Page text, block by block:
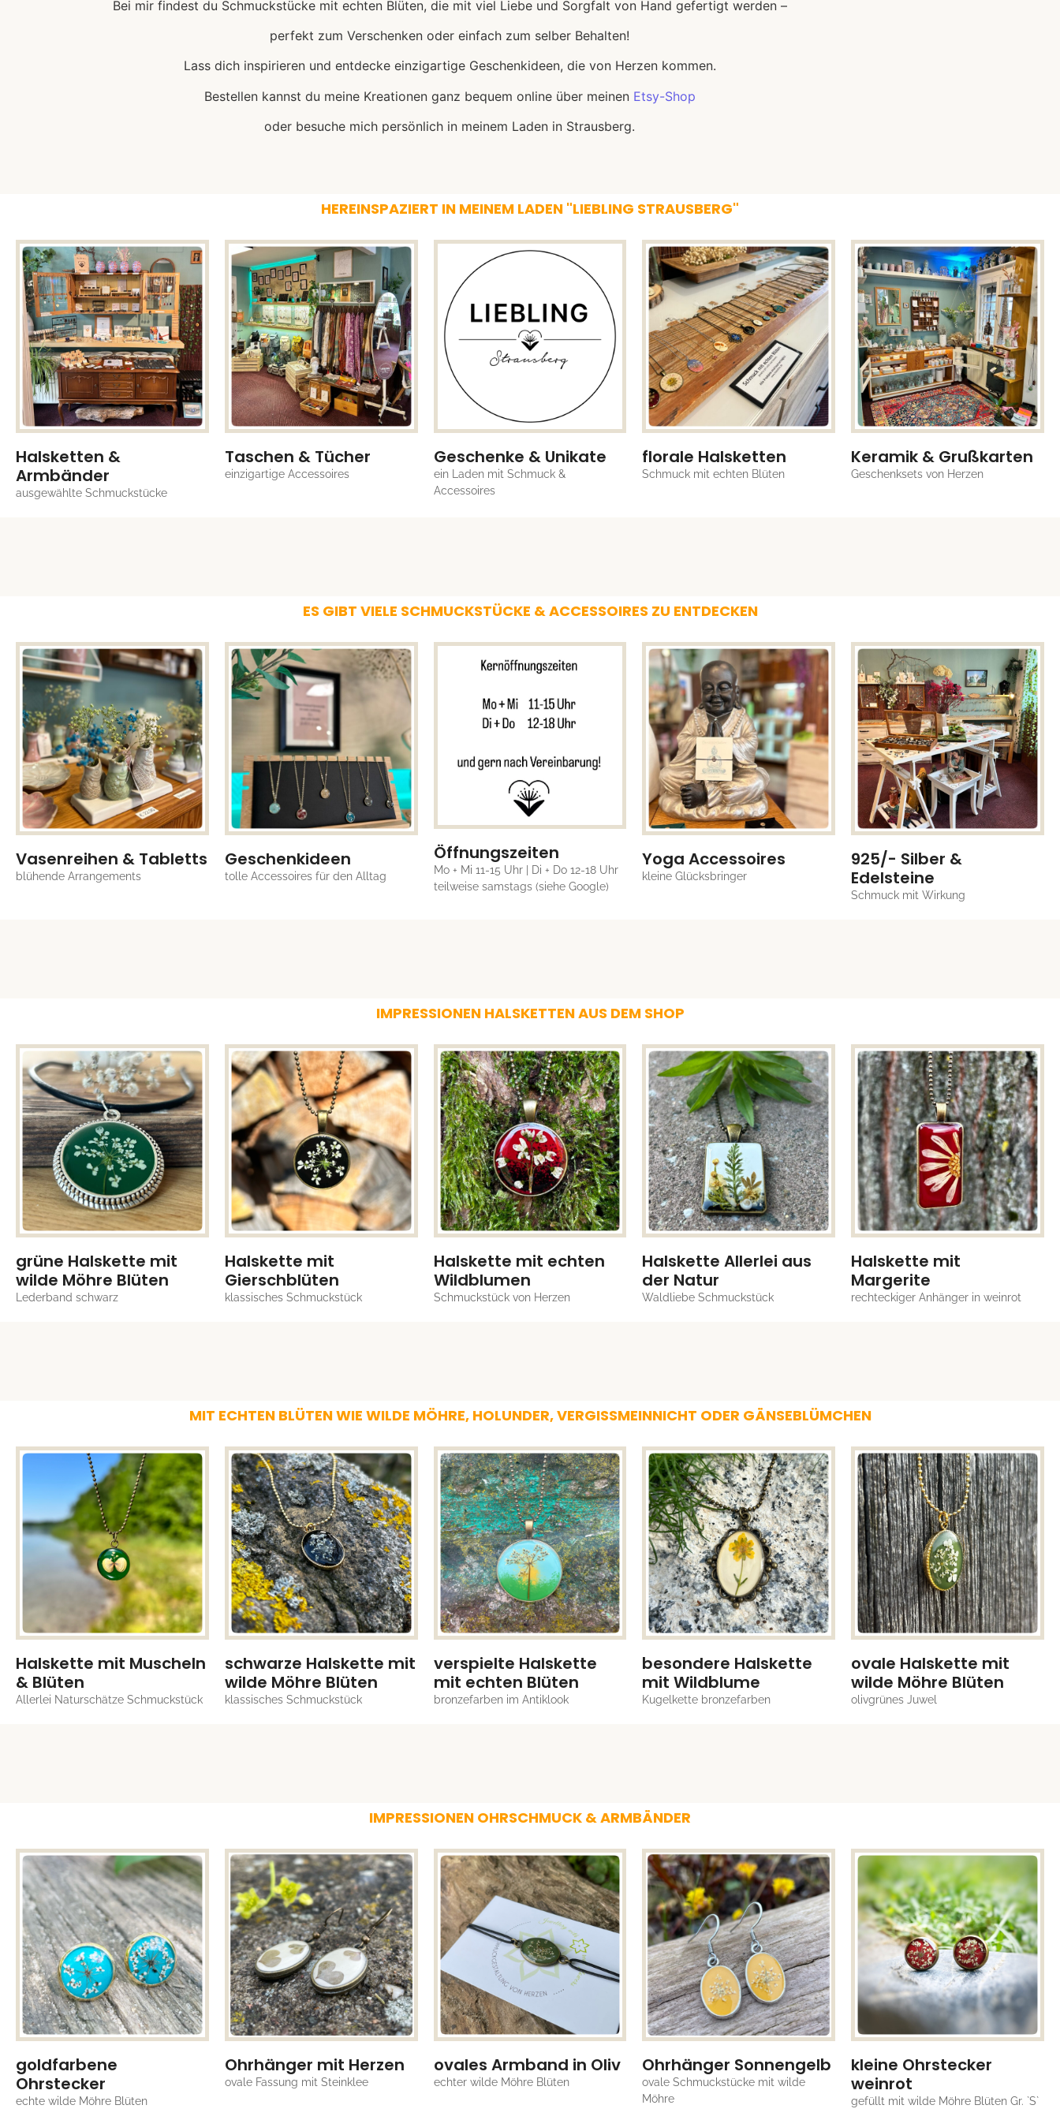
Bei mir findest du Schmuckstücke mit echten Blüten, die mit viel Liebe und Sorgfalt von Hand gefertigt werden –
perfekt zum Verschenken oder einfach zum selber Behalten!
Lass dich inspirieren und entdecke einzigartige Geschenkideen, die von Herzen kommen.
Bestellen kannst du meine Kreationen ganz bequem online über meinen Etsy-Shop
oder besuche mich persönlich in meinem Laden in Strausberg.
HEREINSPAZIERT IN MEINEM LADEN "LIEBLING STRAUSBERG"
Halsketten &
Armbänder
ausgewählte Schmuckstücke
Taschen & Tücher
einzigartige Accessoires
Geschenke & Unikate
ein Laden mit Schmuck &
Accessoires
florale Halsketten
Schmuck mit echten Blüten
Keramik & Grußkarten
Geschenksets von Herzen
ES GIBT VIELE SCHMUCKSTÜCKE & ACCESSOIRES ZU ENTDECKEN
Vasenreihen & Tabletts
blühende Arrangements
Geschenkideen
tolle Accessoires für den Alltag
Öffnungszeiten
Mo + Mi 11-15 Uhr | Di + Do 12-18 Uhr
teilweise samstags (siehe Google)
Yoga Accessoires
kleine Glücksbringer
925/- Silber &
Edelsteine
Schmuck mit Wirkung
IMPRESSIONEN HALSKETTEN AUS DEM SHOP
grüne Halskette mit
wilde Möhre Blüten
Lederband schwarz
Halskette mit
Gierschblüten
klassisches Schmuckstück
Halskette mit echten
Wildblumen
Schmuckstück von Herzen
Halskette Allerlei aus
der Natur
Waldliebe Schmuckstück
Halskette mit
Margerite
rechteckiger Anhänger in weinrot
MIT ECHTEN BLÜTEN WIE WILDE MÖHRE, HOLUNDER, VERGISSMEINNICHT ODER GÄNSEBLÜMCHEN
Halskette mit Muscheln
& Blüten
Allerlei Naturschätze Schmuckstück
schwarze Halskette mit
wilde Möhre Blüten
klassisches Schmuckstück
verspielte Halskette
mit echten Blüten
bronzefarben im Antiklook
besondere Halskette
mit Wildblume
Kugelkette bronzefarben
ovale Halskette mit
wilde Möhre Blüten
olivgrünes Juwel
IMPRESSIONEN OHRSCHMUCK & ARMBÄNDER
goldfarbene
Ohrstecker
echte wilde Möhre Blüten
Ohrhänger mit Herzen
ovale Fassung mit Steinklee
ovales Armband in Oliv
echter wilde Möhre Blüten
Ohrhänger Sonnengelb
ovale Schmuckstücke mit wilde
Möhre
kleine Ohrstecker
weinrot
gefüllt mit wilde Möhre Blüten Gr. `S`